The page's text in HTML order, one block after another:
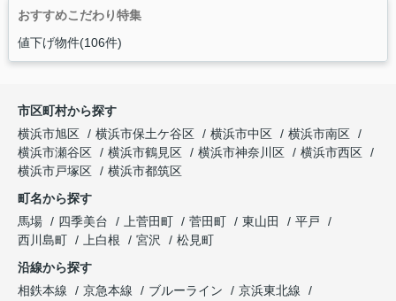
おすすめこだわり特集
値下げ物件(106件)
市区町村から探す
横浜市旭区
横浜市保土ケ谷区 横浜市中区
横浜市南区
横浜市瀬谷区
横浜市鶴見区 横浜市神奈川区
横浜市西区
横浜市戸塚区
横浜市都筑区
町名から探す
馬場
四季美台 上菅田町 菅田町 東山田
平戸
西川島町
上白根 宮沢
松見町
沿線から探す
相鉄本線
京急本線 ブルーライン
京浜東北線